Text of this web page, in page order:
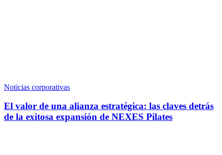
Noticias corporativas
El valor de una alianza estratégica: las claves detrás
de la exitosa expansión de NEXES Pilates